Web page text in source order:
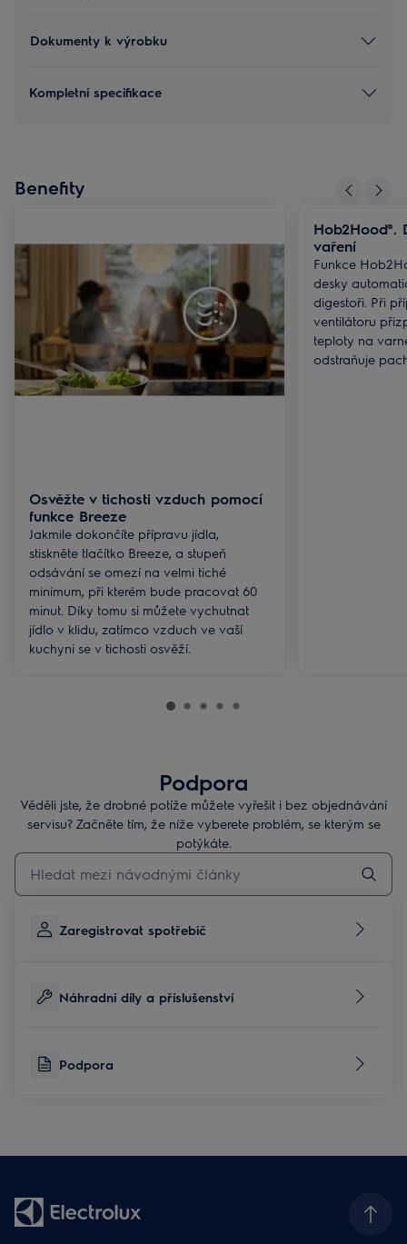
Dokumenty k výrobku
Kompletní specifikace
Benefity
Osvěžte v tichosti vzduch pomocí
funkce Breeze
Jakmile dokončíte přípravu jídla,
stiskněte tlačítko Breeze, a stupeň
odsávání se omezí na velmi tiché
minimum, při kterém bude pracovat 60
minut. Díky tomu si můžete vychutnat
jídlo v klidu, zatímco vzduch ve vaší
kuchyni se v tichosti osvěží.
vaření
Funkce
desky
digestoři. Při
ventilátoru
teploty na
odstraňuje
Podpora
Věděli jste, že drobné potíže můžete vyřešit i bez objednávání
servisu? Začněte tím, že níže vyberete problém, se kterým se
potýkáte.
Pro vyhledávání v článcích technické podpory začněte psát
Zaregistrovat spotřebič
Náhradní díly a příslušenství
Podpora